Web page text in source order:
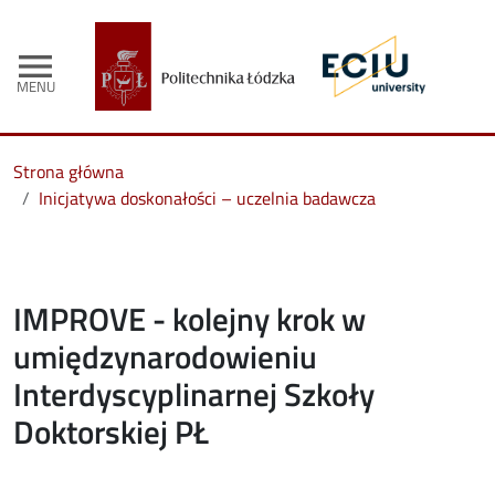
menu
MENU
Strona główna
Inicjatywa doskonałości – uczelnia badawcza
IMPROVE - kolejny krok w
umiędzynarodowieniu
Interdyscyplinarnej Szkoły
Doktorskiej PŁ